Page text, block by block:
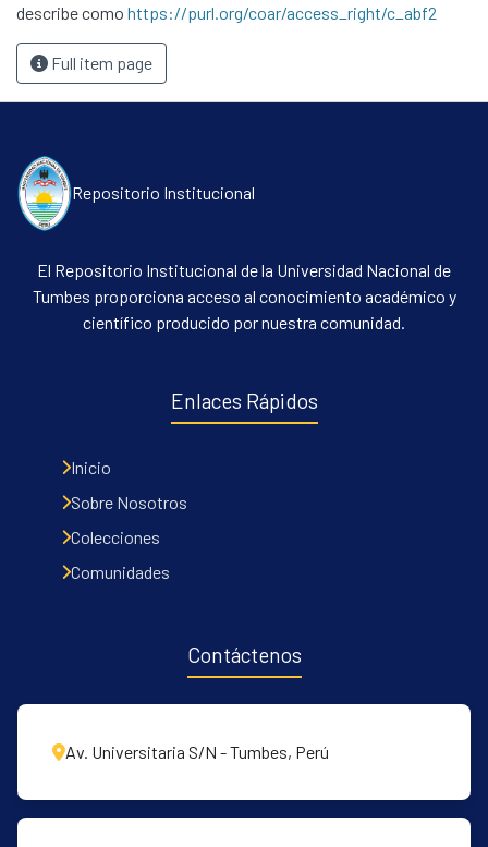
describe como https://purl.org/coar/access_right/c_abf2
Full item page
Repositorio Institucional
El Repositorio Institucional de la Universidad Nacional de
Tumbes proporciona acceso al conocimiento académico y
científico producido por nuestra comunidad.
Enlaces Rápidos
Inicio
Sobre Nosotros
Colecciones
Comunidades
Contáctenos
Av. Universitaria S/N - Tumbes, Perú